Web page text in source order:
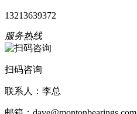
13213639372
服务热线
扫码咨询
联系人：李总